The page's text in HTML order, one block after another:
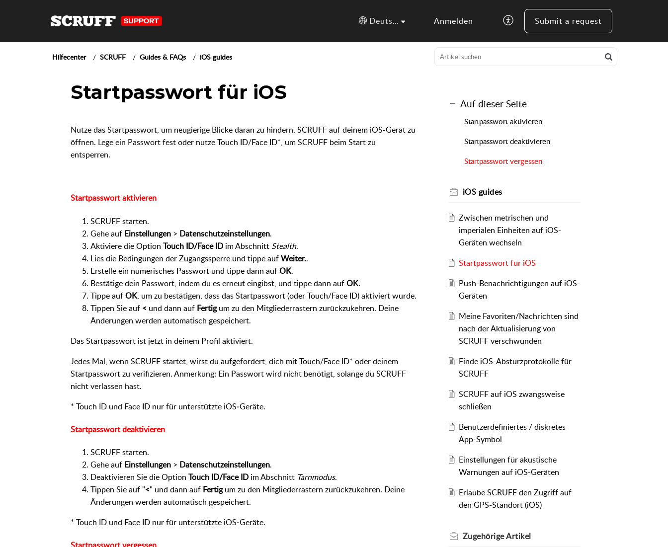
Deutsch Anmelden Submit a request
Hilfecenter SCRUFF Guides & FAQs iOS guides
Startpasswort für iOS
Nutze das Startpasswort, um neugierige Blicke daran zu hindern, SCRUFF auf deinem iOS-Gerät zu
öffnen. Lege ein Passwort fest oder nutze Touch ID/Face ID*, um SCRUFF beim Start zu
entsperren.
Startpasswort aktivieren
SCRUFF starten.
Gehe auf Einstellungen > Datenschutzeinstellungen.
Aktiviere die Option Touch ID/Face ID im Abschnitt Stealth.
Lies die Bedingungen der Zugangssperre und tippe aufWeiter..
Erstelle ein numerisches Passwort und tippe dann aufOK.
Bestätige dein Passwort, indem du es erneut eingibst, und tippe dann aufOK.
Tippe aufOK, um zu bestätigen, dass das Startpasswort (oder Touch/Face ID) aktiviert wurde.
Tippen Sie auf < und dann auf Fertigum zu den Mitgliederrastern zurückzukehren. Deine
Änderungen werden automatisch gespeichert.
Das Startpasswort ist jetzt in deinem Profil aktiviert.
Jedes Mal, wenn SCRUFF startet, wirst du aufgefordert, dich mit Touch/Face ID* oder deinem
Startpasswort zu verifizieren. Anmerkung: Ein Passwort wird nicht benötigt, solange du SCRUFF
nicht verlassen hast.
* Touch ID und Face ID nur für unterstützte iOS‑Geräte.
Startpasswort deaktivieren
SCRUFF starten.
Gehe auf Einstellungen > Datenschutzeinstellungen.
Deaktivieren Sie die Option Touch ID/Face ID im Abschnitt Tarnmodus.
Tippen Sie auf "<" und dann auf Fertigum zu den Mitgliederrastern zurückzukehren. Deine
Änderungen werden automatisch gespeichert.
* Touch ID und Face ID nur für unterstützte iOS‑Geräte.
Auf dieser Seite
Startpasswort aktivieren
Startpasswort deaktivieren
Startpasswort vergessen
iOS guides
Zwischen metrischen und
imperialen Einheiten auf iOS-
Geräten wechseln
Startpasswort für iOS
Push-Benachrichtigungen auf iOS-
Geräten
Meine Favoriten/Nachrichten sind
nach der Aktualisierung von
SCRUFF verschwunden
Finde iOS-Absturzprotokolle für
SCRUFF
SCRUFF auf iOS zwangsweise
schließen
Benutzerdefiniertes / diskretes
App-Symbol
Einstellungen für akustische
Warnungen auf iOS-Geräten
Erlaube SCRUFF den Zugriff auf
den GPS-Standort (iOS)
ZugehörigeArtikel